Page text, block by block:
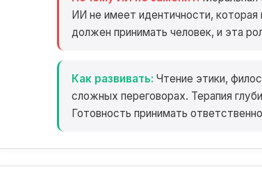
ИИ не имеет идентичности,
должен принимать человек, и эта
Как развивать: Чтение этики,
сложных переговорах. Терапия
Готовность принимать